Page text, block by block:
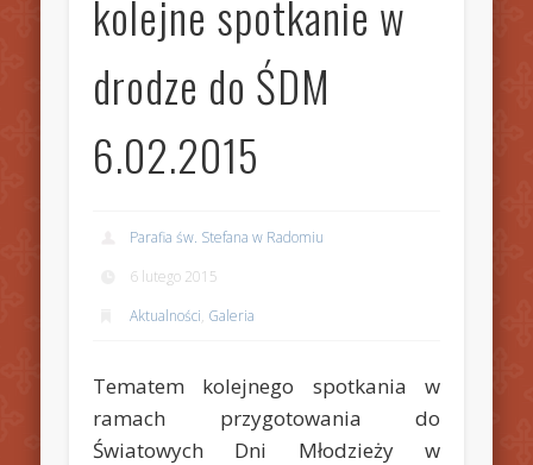
kolejne spotkanie w
drodze do ŚDM
6.02.2015
Parafia św. Stefana w Radomiu
6 lutego 2015
Aktualności, Galeria
Tematem kolejnego spotkania w
ramach przygotowania do
Światowych Dni Młodzieży w